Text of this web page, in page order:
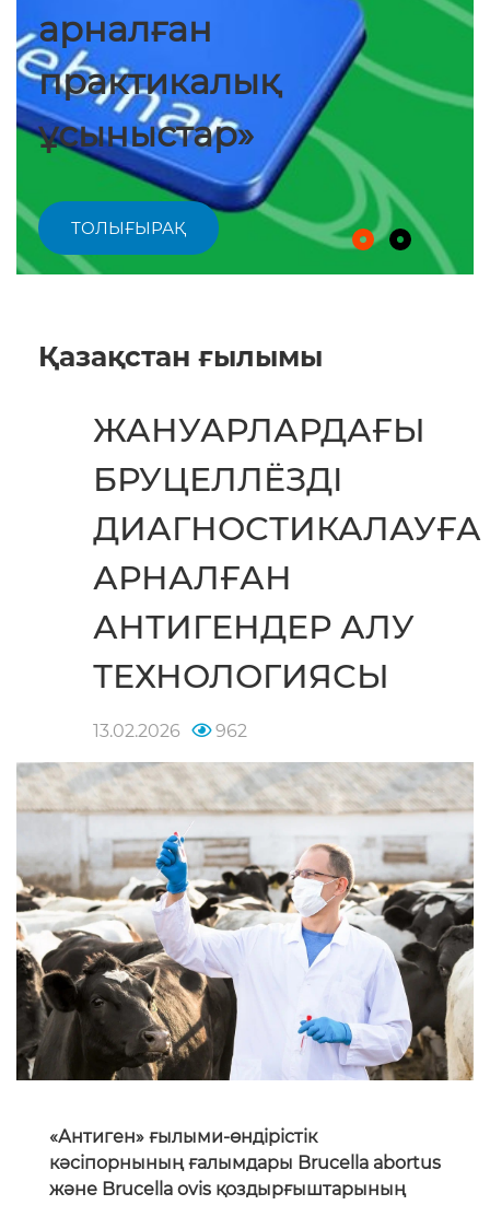
арналған
практикалық
ұсыныстар»
ТОЛЫҒЫРАҚ
Қазақстан ғылымы
ЖАНУАРЛАРДАҒЫ
БРУЦЕЛЛЁЗДІ
ДИАГНОСТИКАЛАУҒА
АРНАЛҒАН
АНТИГЕНДЕР АЛУ
ТЕХНОЛОГИЯСЫ
13.02.2026 962
«Антиген» ғылыми-өндірістік
кәсіпорнының ғалымдары Brucella abortus
және Brucella ovis қоздырғыштарының